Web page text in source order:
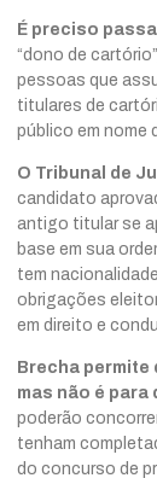
É preciso
“dono de
pessoas que
titulares de
público em nome
O Tribunal de
candidato
antigo titular se
base em sua
tem
obrigações
em direito e
Brecha permite
mas não é para
poderão
tenham
do concurso de